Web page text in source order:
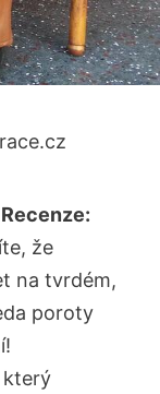
že
na tvrdém,
poroty‍
který